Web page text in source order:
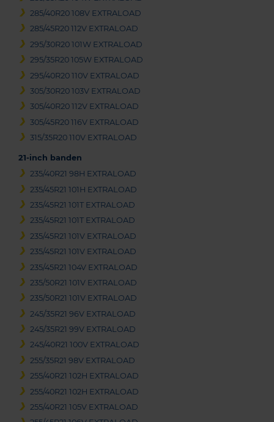
285/40R20 108V EXTRALOAD
285/45R20 112V EXTRALOAD
295/30R20 101W EXTRALOAD
295/35R20 105W EXTRALOAD
295/40R20 110V EXTRALOAD
305/30R20 103V EXTRALOAD
305/40R20 112V EXTRALOAD
305/45R20 116V EXTRALOAD
315/35R20 110V EXTRALOAD
21-inch banden
235/40R21 98H EXTRALOAD
235/45R21 101H EXTRALOAD
235/45R21 101T EXTRALOAD
235/45R21 101T EXTRALOAD
235/45R21 101V EXTRALOAD
235/45R21 101V EXTRALOAD
235/45R21 104V EXTRALOAD
235/50R21 101V EXTRALOAD
235/50R21 101V EXTRALOAD
245/35R21 96V EXTRALOAD
245/35R21 99V EXTRALOAD
245/40R21 100V EXTRALOAD
255/35R21 98V EXTRALOAD
255/40R21 102H EXTRALOAD
255/40R21 102H EXTRALOAD
255/40R21 105V EXTRALOAD